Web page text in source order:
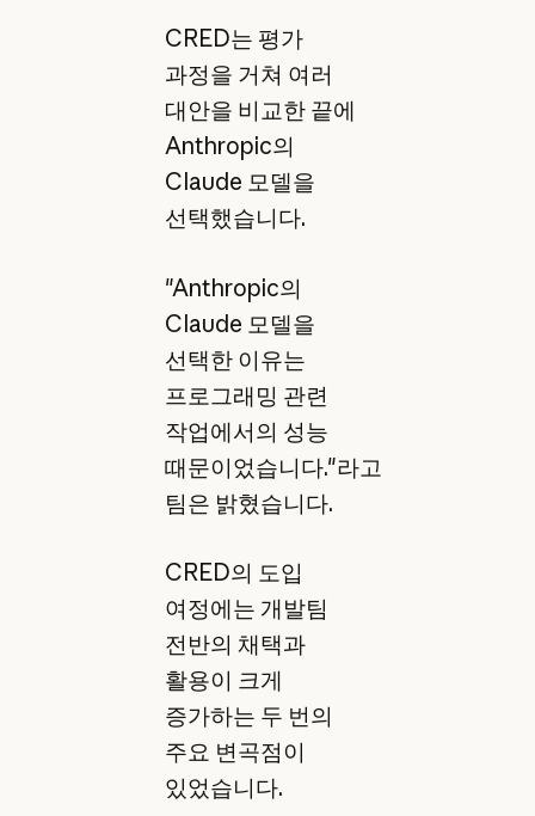
CRED는 평가
과정을 거쳐 여러
대안을 비교한 끝에
Anthropic의
Claude 모델을
선택했습니다.
"Anthropic의
Claude 모델을
선택한 이유는
프로그래밍 관련
작업에서의 성능
때문이었습니다."라고
팀은 밝혔습니다.
CRED의 도입
여정에는 개발팀
전반의 채택과
활용이 크게
증가하는 두 번의
주요 변곡점이
있었습니다.